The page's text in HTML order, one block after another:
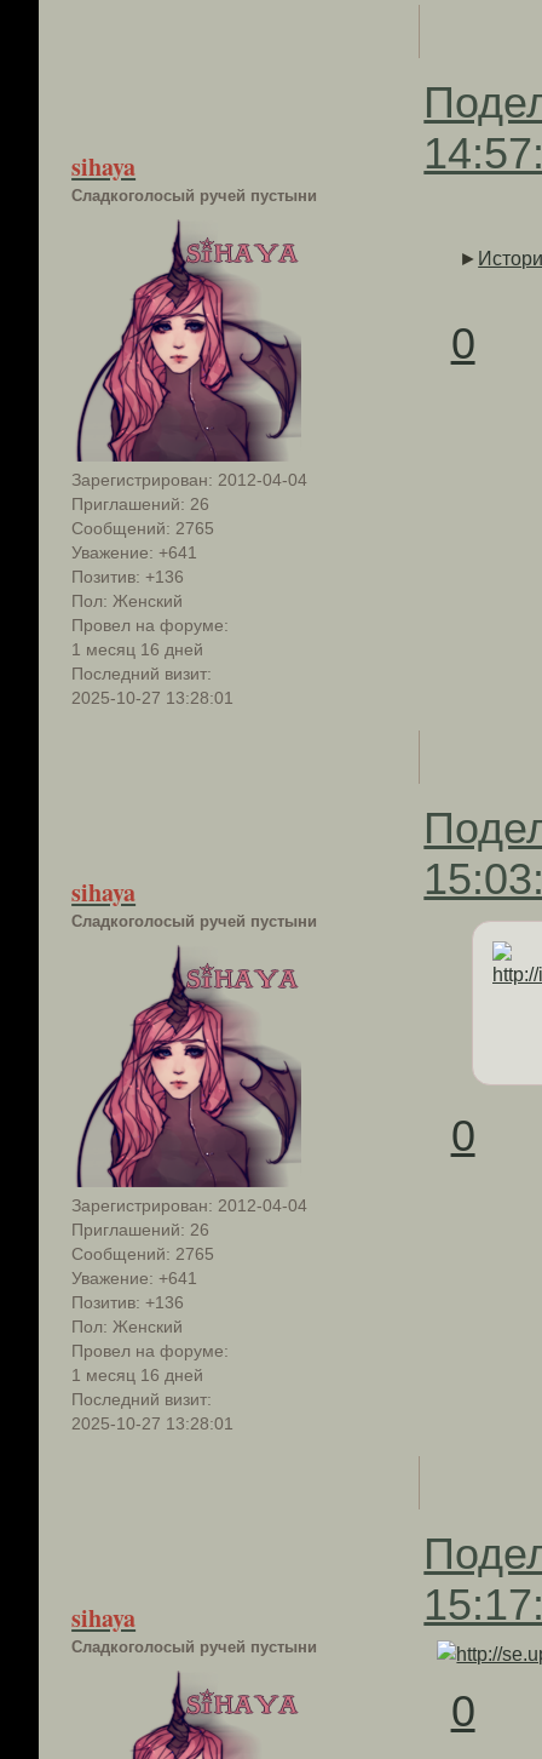
sihaya
Сладкоголосый ручей пустыни
Зарегистрирован: 2012-04-04
Приглашений: 26
Сообщений: 2765
Уважение: +641
Позитив: +136
Пол: Женский
Провел на форуме:
1 месяц 16 дней
Последний визит:
2025-10-27 13:28:01
►
0
sihaya
Сладкоголосый ручей пустыни
Зарегистрирован: 2012-04-04
Приглашений: 26
Сообщений: 2765
Уважение: +641
Позитив: +136
Пол: Женский
Провел на форуме:
1 месяц 16 дней
Последний визит:
2025-10-27 13:28:01
0
sihaya
Сладкоголосый ручей пустыни
0